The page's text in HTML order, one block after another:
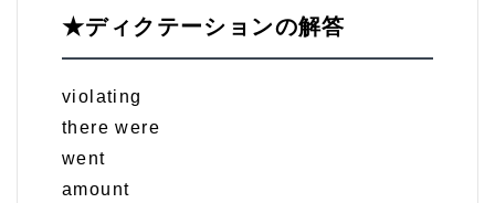
★ディクテーションの解答
violating
there were
went
amount